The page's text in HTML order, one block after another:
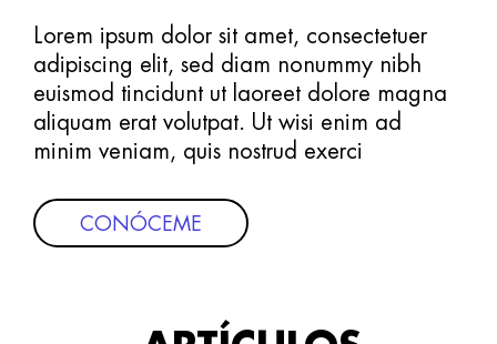
Lorem ipsum dolor sit amet, consectetuer
adipiscing elit, sed diam nonummy nibh
euismod tincidunt ut laoreet dolore magna
aliquam erat volutpat. Ut wisi enim ad
minim veniam, quis nostrud exerci
CONÓCEME